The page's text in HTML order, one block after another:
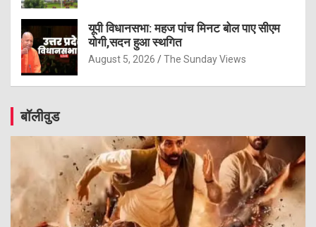
यूपी विधानसभा: महज पांच मिनट बोल पाए सीएम
योगी,सदन हुआ स्थगित
August 5, 2026 The Sunday Views
बॉलीवुड